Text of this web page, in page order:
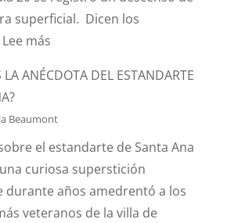
superficial. Dicen los
Lee más:
QUÉ
EL
EFECTO
“CORIOLIS”?
LA ANÉCDOTA DEL ESTANDARTE
Beaumont
el estandarte de Santa Ana
curiosa superstición
durante años amedrentó a los
veteranos de la villa de